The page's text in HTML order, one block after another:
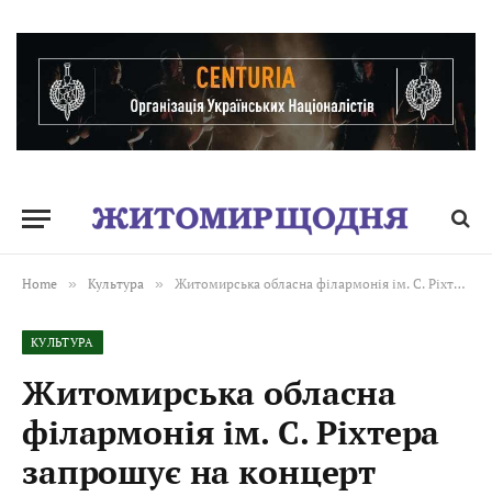
Home » Культура » Житомирська обласна філармонія ім. С. Ріхтера запрошує на концерт «Вечір класичної музики при свічках»
КУЛЬТУРА
Житомирська обласна
філармонія ім. С. Ріхтера
запрошує на концерт